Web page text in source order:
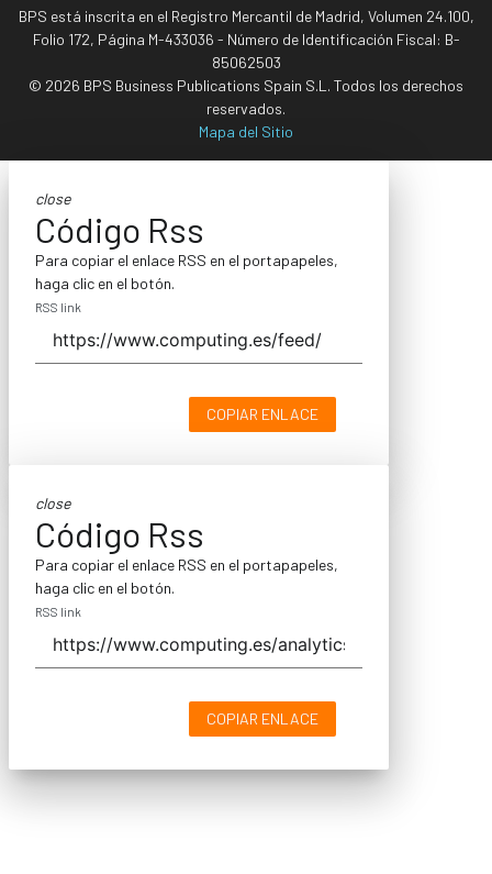
BPS está inscrita en el Registro Mercantil de Madrid, Volumen 24.100,
Folio 172, Página M-433036 - Número de Identificación Fiscal: B-
85062503
© 2026 BPS Business Publications Spain S.L. Todos los derechos
reservados.
Mapa del Sitio
close
Código Rss
Para copiar el enlace RSS en el portapapeles,
haga clic en el botón.
RSS link
COPIAR ENLACE
close
Código Rss
Para copiar el enlace RSS en el portapapeles,
haga clic en el botón.
RSS link
COPIAR ENLACE